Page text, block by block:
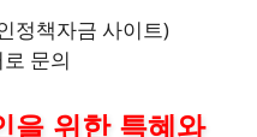
정책자금 사이트)
문의
을 위한 특혜와